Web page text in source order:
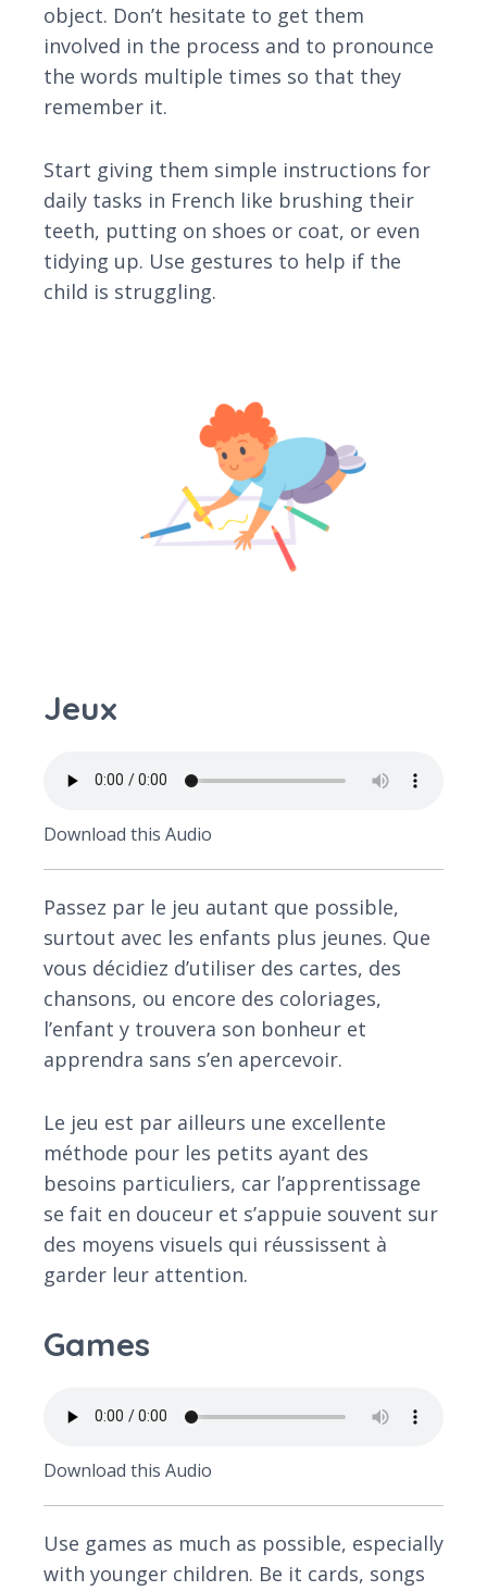
object. Don’t hesitate to get them
involved in the process and to pronounce
the words multiple times so that they
remember it.
Start giving them simple instructions for
daily tasks in French like brushing their
teeth, putting on shoes or coat, or even
tidying up. Use gestures to help if the
child is struggling.
Jeux
Download this Audio
Passez par le jeu autant que possible,
surtout avec les enfants plus jeunes. Que
vous décidiez d’utiliser des cartes, des
chansons, ou encore des coloriages,
l’enfant y trouvera son bonheur et
apprendra sans s’en apercevoir.
Le jeu est par ailleurs une excellente
méthode pour les petits ayant des
besoins particuliers, car l’apprentissage
se fait en douceur et s’appuie souvent sur
des moyens visuels qui réussissent à
garder leur attention.
Games
Download this Audio
Use games as much as possible, especially
with younger children. Be it cards, songs